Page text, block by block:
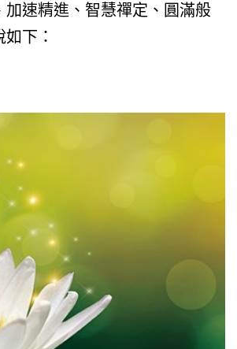
加速精進、智慧禪定、圓滿般
下：